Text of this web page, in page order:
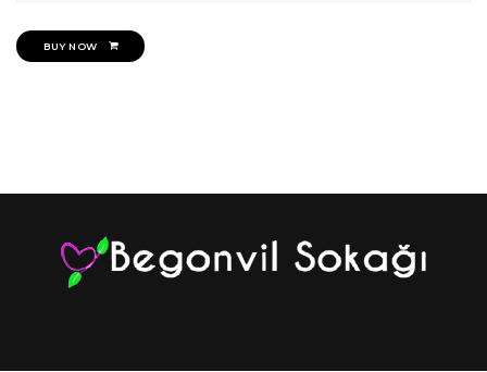
BUY NOW